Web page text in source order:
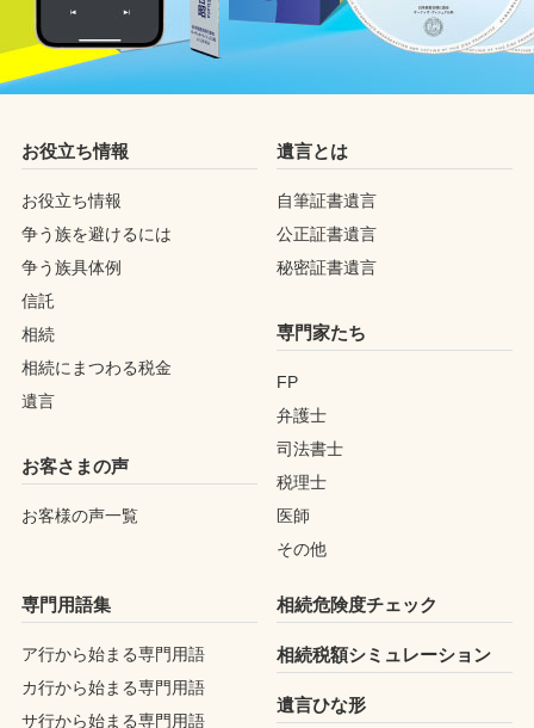
お役立ち情報
お役立ち情報
争う族を避けるには
争う族具体例
信託
相続
相続にまつわる税金
遺言
お客さまの声
お客様の声一覧
遺言とは
自筆証書遺言
公正証書遺言
秘密証書遺言
専門家たち
FP
弁護士
司法書士
税理士
医師
その他
専門用語集
ア行から始まる専門用語
カ行から始まる専門用語
サ行から始まる専門用語
相続危険度チェック
相続税額シミュレーション
遺言ひな形